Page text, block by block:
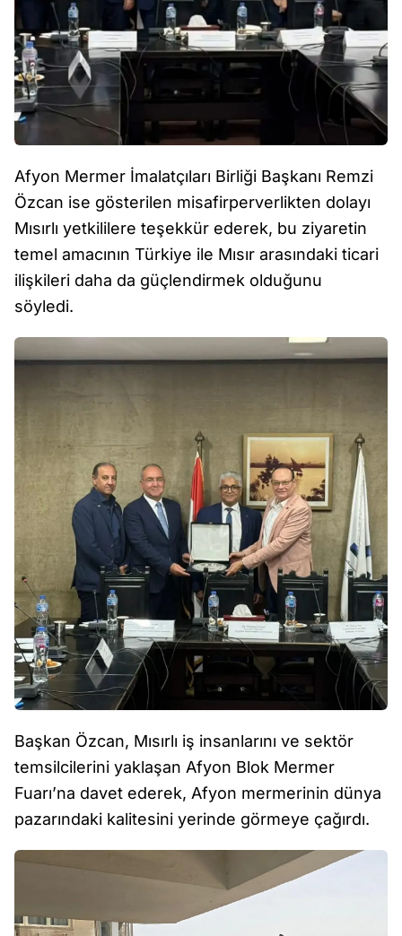
Afyon Mermer İmalatçıları Birliği Başkanı Remzi
Özcan ise gösterilen misafirperverlikten dolayı
Mısırlı yetkililere teşekkür ederek, bu ziyaretin
temel amacının Türkiye ile Mısır arasındaki ticari
ilişkileri daha da güçlendirmek olduğunu
söyledi.
Başkan Özcan, Mısırlı iş insanlarını ve sektör
temsilcilerini yaklaşan Afyon Blok Mermer
Fuarı’na davet ederek, Afyon mermerinin dünya
pazarındaki kalitesini yerinde görmeye çağırdı.